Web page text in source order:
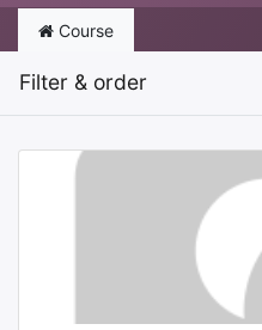
Course
Filter & order